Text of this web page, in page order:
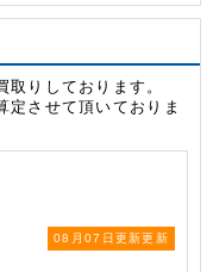
りしております。
定させて頂いておりま
08月07日更新更新